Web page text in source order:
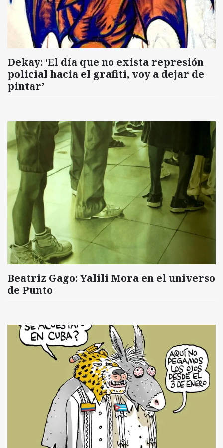
Dekay: ‘El día que no exista represión
policial hacia el grafiti, voy a dejar de
pintar’
Beatriz Gago: Yalili Mora en el universo
de Punto